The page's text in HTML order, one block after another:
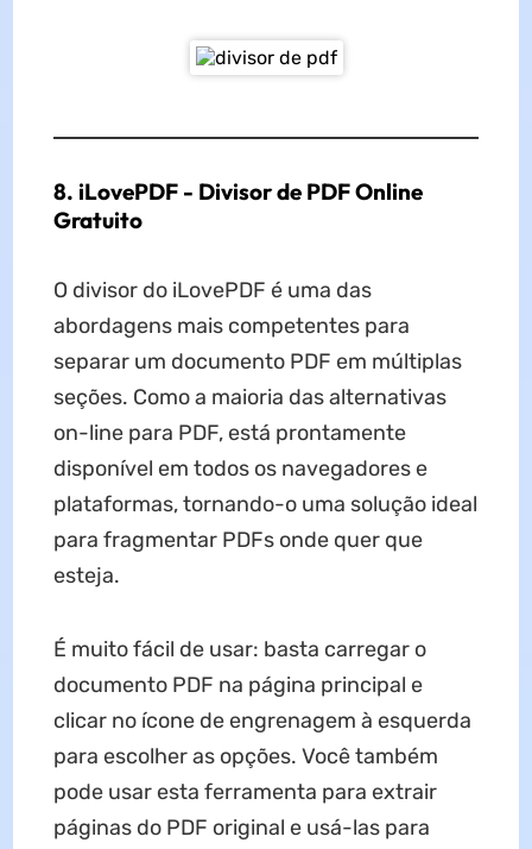
8. iLovePDF - Divisor de PDF Online
Gratuito
O divisor do iLovePDF é uma das
abordagens mais competentes para
separar um documento PDF em múltiplas
seções. Como a maioria das alternativas
on-line para PDF, está prontamente
disponível em todos os navegadores e
plataformas, tornando-o uma solução ideal
para fragmentar PDFs onde quer que
esteja.
É muito fácil de usar: basta carregar o
documento PDF na página principal e
clicar no ícone de engrenagem à esquerda
para escolher as opções. Você também
pode usar esta ferramenta para extrair
páginas do PDF original e usá-las para